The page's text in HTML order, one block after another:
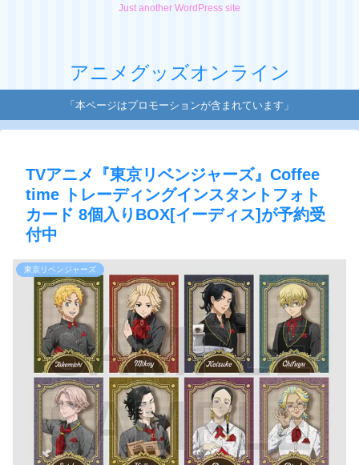
Just another WordPress site
アニメグッズオンライン
「本ページはプロモーションが含まれています」
TVアニメ『東京リベンジャーズ』Coffee
time トレーディングインスタントフォト
カード 8個入りBOX[イーディス]が予約受
付中
東京リベンジャーズ